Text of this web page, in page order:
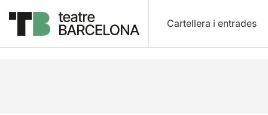
Cartellera i entrades
Descripció Fitxa artística